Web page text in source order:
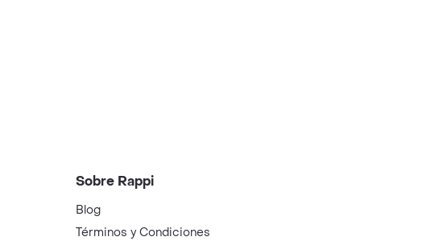
Sobre Rappi
Blog
Términos y Condiciones